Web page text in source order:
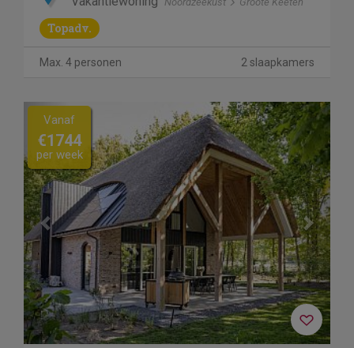
Topadv.
Max. 4 personen 2 slaapkamers
Previous Next
Vanaf
€1744
per week